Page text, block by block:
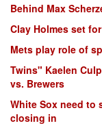
Behind Max
Clay Holmes set
Mets play role of
Twins" Kaelen
vs. Brewers
White Sox need to
closing in